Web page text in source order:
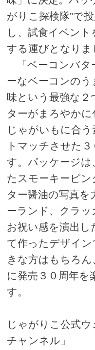
がりこ探検隊”で
し、試食イベン
する運びとなりま
「ベーコンバタ
ーなベーコンの
味という最強な
ターがまろやかに
じゃがいもに合
トマッチさせた
す。パッケージは
たスモーキーピ
ター醤油の写真を
ーランド、クラ
お祝い感を演出し
て作ったデザイ
きな方はもちろ
に発売３０周年
す。
じゃがりこ公式
チャンネル」